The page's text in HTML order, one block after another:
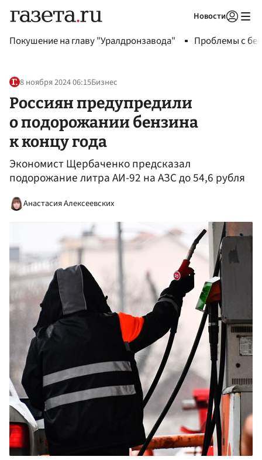
Новости
Покушение на главу "Уралдронзавода" Проблемы с
8 ноября 2024 06:15Бизнес
Россиян предупредили
о подорожании бензина
к концу года
Экономист Щербаченко предсказал
подорожание литра АИ-92 на АЗС до 54,6 рубля
Анастасия Алексеевских